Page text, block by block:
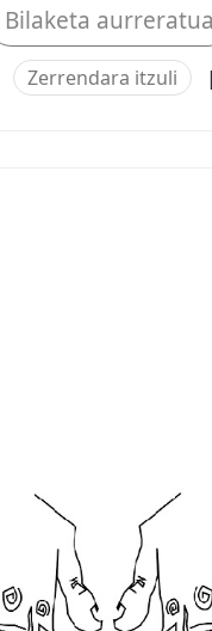
Bilaketa aurreratua
Zerrendara itzuli |